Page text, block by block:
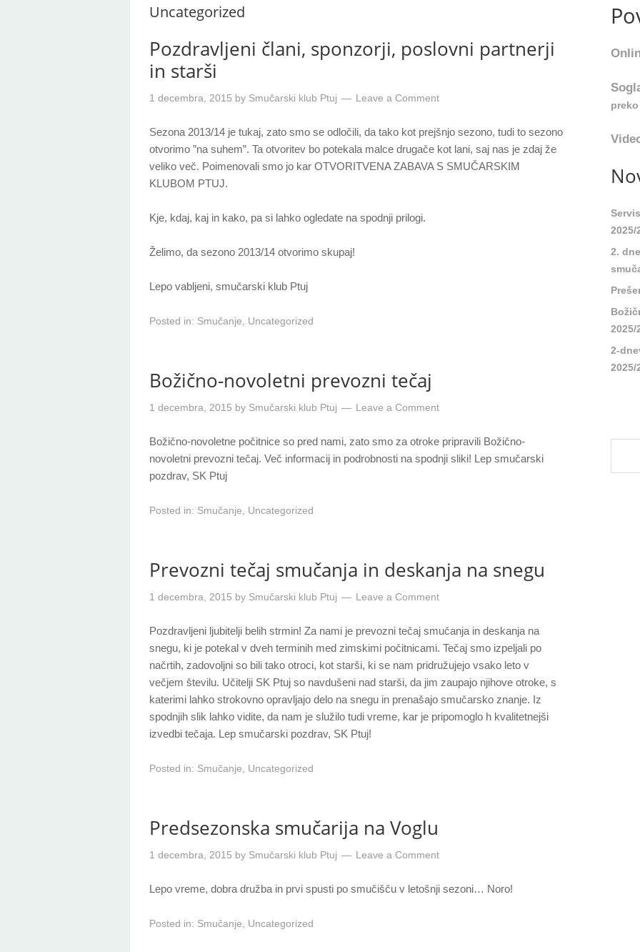
Uncategorized
Pozdravljeni člani, sponzorji, poslovni partnerji
in starši
1 decembra, 2015 by Smučarski klub Ptuj Leave a Comment
Sezona 2013/14 je tukaj, zato smo se odločili, da tako kot prejšnjo sezono, tudi to sezono
otvorimo ”na suhem”. Ta otvoritev bo potekala malce drugače kot lani, saj nas je zdaj že
veliko več. Poimenovali smo jo kar OTVORITVENA ZABAVA S SMUČARSKIM
KLUBOM PTUJ.
Kje, kdaj, kaj in kako, pa si lahko ogledate na spodnji prilogi.
Želimo, da sezono 2013/14 otvorimo skupaj!
Lepo vabljeni, smučarski klub Ptuj
Posted in: Smučanje Uncategorized
Božično-novoletni prevozni tečaj
1 decembra, 2015 by Smučarski klub Ptuj Leave a Comment
Božično-novoletne počitnice so pred nami, zato smo za otroke pripravili Božično-
novoletni prevozni tečaj. Več informacij in podrobnosti na spodnji sliki! Lep smučarski
pozdrav, SK Ptuj
Posted in: Smučanje Uncategorized
Prevozni tečaj smučanja in deskanja na snegu
1 decembra, 2015 by Smučarski klub Ptuj Leave a Comment
Pozdravljeni ljubitelji belih strmin! Za nami je prevozni tečaj smučanja in deskanja na
snegu, ki je potekal v dveh terminih med zimskimi počitnicami. Tečaj smo izpeljali po
načrtih, zadovoljni so bili tako otroci, kot starši, ki se nam pridružujejo vsako leto v
večjem številu. Učitelji SK Ptuj so navdušeni nad starši, da jim zaupajo njihove otroke, s
katerimi lahko strokovno opravljajo delo na snegu in prenašajo smučarsko znanje. Iz
spodnjih slik lahko vidite, da nam je služilo tudi vreme, kar je pripomoglo h kvalitetnejši
izvedbi tečaja. Lep smučarski pozdrav, SK Ptuj!
Posted in: Smučanje Uncategorized
Predsezonska smučarija na Voglu
1 decembra, 2015 by Smučarski klub Ptuj Leave a Comment
Lepo vreme, dobra družba in prvi spusti po smučišču v letošnji sezoni… Noro!
Posted in: Smučanje Uncategorized
2025/
2.
2025/
2-
2025/